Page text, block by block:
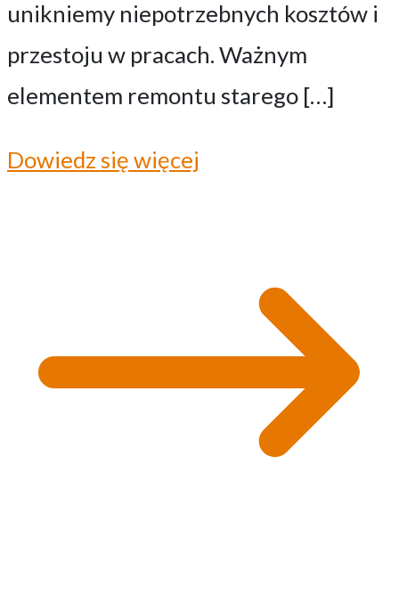
unikniemy niepotrzebnych kosztów i
przestoju w pracach. Ważnym
elementem remontu starego […]
Dowiedz się więcej